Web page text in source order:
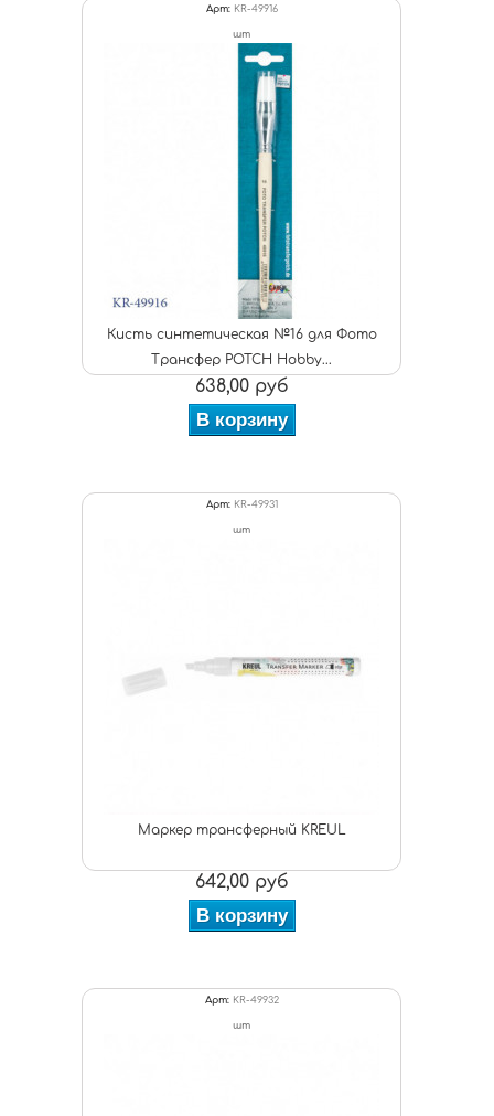
Арт: KR-49916
шт
Кисть синтетическая №16 для Фото
Трансфер POTCH Hobby...
638,00 руб
В корзину
Арт: KR-49931
шт
Маркер трансферный KREUL
642,00 руб
В корзину
Арт: KR-49932
шт